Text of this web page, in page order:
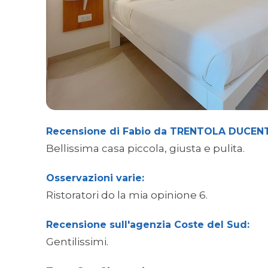
Recensione di Fabio da TRENTOLA
Bellissima casa piccola, giusta e pulita.
Osservazioni varie:
Ristoratori do la mia opinione 6.
Recensione sull'agenzia Coste del Sud:
Gentilissimi.